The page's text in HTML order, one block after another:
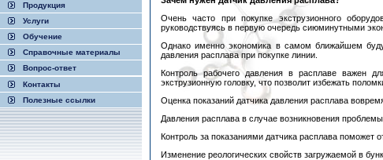
Продукция
Услуги
Обучение
Справочные материалы
Вопрос-ответ
Контакты
Полезные ссылки
Очень часто при покупке экструзионного
руководствуясь в первую очередь сиюминутными
Однако именно экономика в самом ближайшем
давления расплава при покупке линии.
Контроль рабочего давления в расплаве важен
экструзионную головку, что позволит избежать
Оценка показаний датчика давления расплава
Давления расплава в случае возникновения
Контроль за показаниями датчика расплава поможет
Изменение реологических свойств загружаемой в